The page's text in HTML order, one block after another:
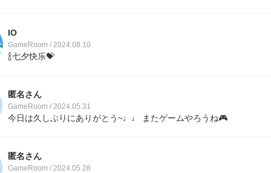
IO
GameRoom / 2024.08.10
🍾七夕快乐💝
匿名さん
GameRoom / 2024.05.31
今日は久しぶりにありがとう~♩♩ またゲームやろうね🎮
匿名さん
GameRoom / 2024.05.28